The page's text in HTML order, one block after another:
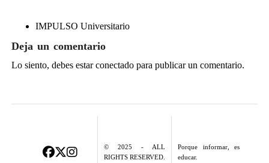
IMPULSO Universitario
Deja un comentario
Lo siento, debes estarconectadopara publicar un comentario.
© 2025 - ALL
RIGHTS RESERVED.
Porque informar, es
educar.